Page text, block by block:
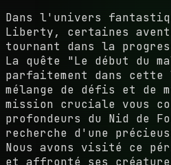
Dans l'univers
Liberty, certaines
tournant dans la
La quête "Le début du
parfaitement dans cette
mélange de défis et de
mission cruciale vous
profondeurs du Nid de
recherche d'une
Nous avons visité ce
et affronté ses